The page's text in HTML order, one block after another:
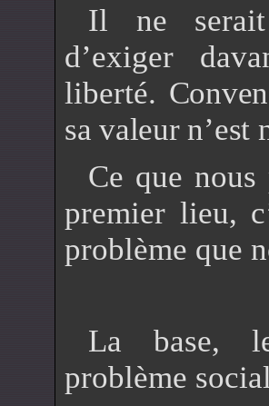
Il ne serait
d’exiger
liberté.
sa valeur n’est
Ce que nous
premier lieu,
problème que
La base,
problème